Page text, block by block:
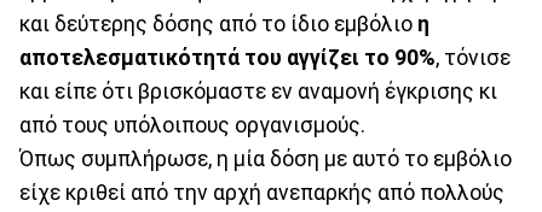
και δεύτερης δόσης από το ίδιο εμβόλιο η
αποτελεσματικότητά του αγγίζει το 90%, τόνισε
και είπε ότι βρισκόμαστε εν αναμονή έγκρισης κι
από τους υπόλοιπους οργανισμούς.
Όπως συμπλήρωσε, η μία δόση με αυτό το εμβόλιο
είχε κριθεί από την αρχή ανεπαρκής από πολλούς